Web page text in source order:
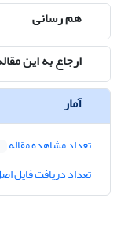
هم رسانی
ارجاع به این
آمار
تعداد مشاهده مقاله
تعداد دریافت فایل